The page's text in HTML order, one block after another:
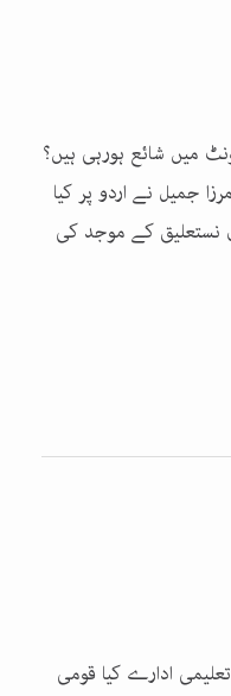
میں شائع ہورہی ہیں؟
جمیل نے اردو پر کیا
نستعلیق کے موجد کی
ادارے کیا قومی